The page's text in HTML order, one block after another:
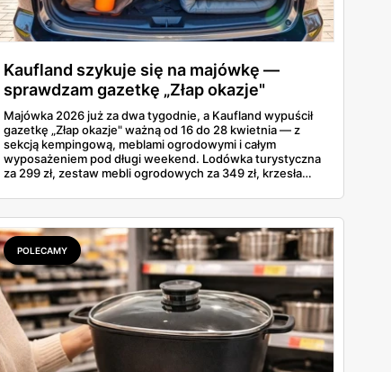
Kaufland szykuje się na majówkę —
sprawdzam gazetkę „Złap okazje"
Majówka 2026 już za dwa tygodnie, a Kaufland wypuścił
gazetkę „Złap okazje" ważną od 16 do 28 kwietnia — z
sekcją kempingową, meblami ogrodowymi i całym
wyposażeniem pod długi weekend. Lodówka turystyczna
za 299 zł, zestaw mebli ogrodowych za 349 zł, krzesła
przejrzałem całą gazetkę strona po stronie i wybrałem to,
co faktycznie ma sens kupić przed wyjazdem.
POLECAMY